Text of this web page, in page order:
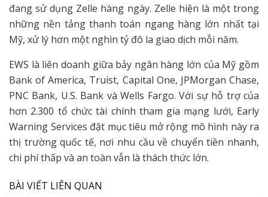
đang sử dụng Zelle hàng ngày. Zelle hiện là một trong
những nền tảng thanh toán ngang hàng lớn nhất tại
Mỹ, xử lý hơn một nghìn tỷ đô la giao dịch mỗi năm.
EWS là liên doanh giữa bảy ngân hàng lớn của Mỹ gồm
Bank of America, Truist, Capital One, JPMorgan Chase,
PNC Bank, U.S. Bank và Wells Fargo. Với sự hỗ trợ của
hơn 2.300 tổ chức tài chính tham gia mạng lưới, Early
Warning Services đặt mục tiêu mở rộng mô hình này ra
thị trường quốc tế, nơi nhu cầu về chuyển tiền nhanh,
chi phí thấp và an toàn vẫn là thách thức lớn.
BÀI VIẾT LIÊN QUAN